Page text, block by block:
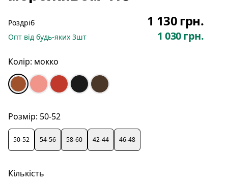
Роздріб 1 130 грн.
Опт від будь-яких 3шт 1 030 грн.
Колір: мокко
Розмір: 50-52
50-52 54-56 58-60 42-44 46-48
Кількість